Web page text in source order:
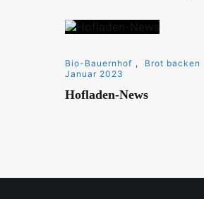
Bio-Bauernhof , Brot backen
Januar 2023
Hofladen-News